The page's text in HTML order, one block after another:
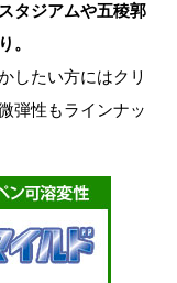
タジアムや五稜郭
。
したい方にはクリ
弾性もラインナッ